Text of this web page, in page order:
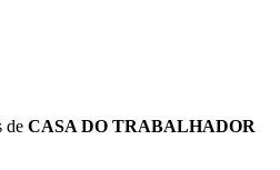
de CASA DO TRABALHADOR